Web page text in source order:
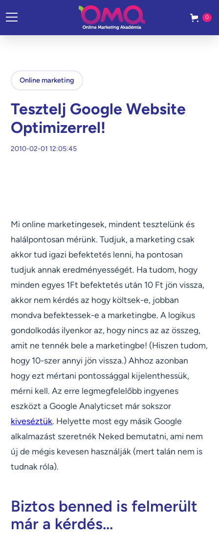
0
Online marketing
Tesztelj Google Website
Optimizerrel!
2010-02-01 12:05:45
Mi online marketingesek, mindent tesztelünk és
halálpontosan mérünk. Tudjuk, a marketing csak
akkor tud igazi befektetés lenni, ha pontosan
tudjuk annak eredményességét. Ha tudom, hogy
minden egyes 1Ft befektetés után 10 Ft jön vissza,
akkor nem kérdés az hogy költsek-e, jobban
mondva befektessek-e a marketingbe. A logikus
gondolkodás ilyenkor az, hogy nincs az az összeg,
amit ne tennék bele a marketingbe! (Hiszen tudom,
hogy 10-szer annyi jön vissza.) Ahhoz azonban
hogy ezt mértani pontossággal kijelenthessük,
mérni kell. Az erre legmegfelelőbb ingyenes
eszközt a Google Analyticset már sokszor
kiveséztük. Helyette most egy másik Google
alkalmazást szeretnék Neked bemutatni, ami nem
új de mégis kevesen használják (mert talán nem is
tudnak róla).
Biztos benned is felmerült
már a kérdés...